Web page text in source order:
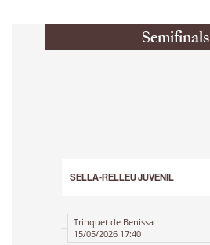
Semifinals
SELLA-RELLEU JUVENIL
Trinquet de Benissa
15/05/2026 17:40